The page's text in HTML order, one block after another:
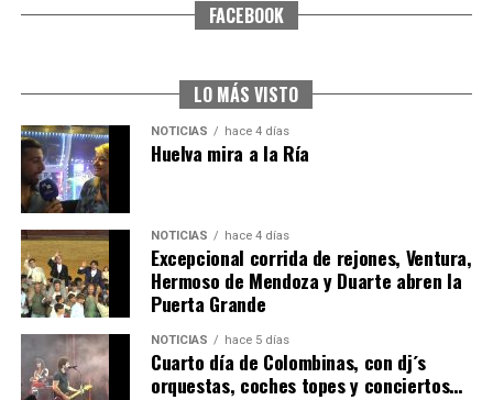
SEXTA CORRIDA DE LAS FIESTAS COLOMBINAS
6º DÍA DE LAS FIESTAS COLOMBINAS 2026
hace 4 días Huelvatv
FACEBOOK
LO MÁS VISTO
NOTICIAS hace 4 días
Huelva mira a la Ría
NOTICIAS hace 4 días
Excepcional corrida de rejones, Ventura,
Hermoso de Mendoza y Duarte abren la
Puerta Grande
NOTICIAS hace 5 días
Cuarto día de Colombinas, con dj´s
orquestas, coches topes y conciertos…